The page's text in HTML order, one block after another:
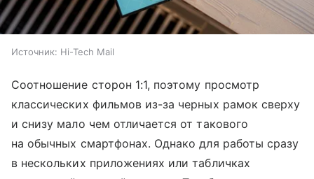
Источник: Hi-Tech Mail
Соотношение сторон 1:1, поэтому просмотр
классических фильмов из-за черных рамок сверху
и снизу мало чем отличается от такового
на обычных смартфонах. Однако для работы сразу
в нескольких приложениях или табличках